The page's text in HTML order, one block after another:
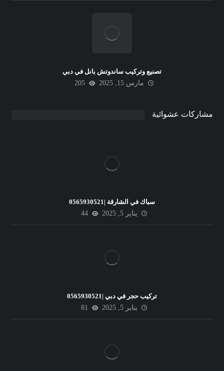
تصنيع وتركيب ساندوتش بانل في دبي
مارس 15, 2025
205
مشاركات عشوائية
سباك في الشارقة |0565930521
يناير 5, 2025
44
تركيب حجر في دبي |0565930521
يناير 5, 2025
81